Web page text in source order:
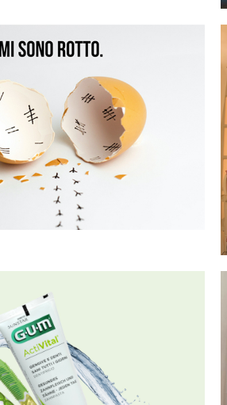
Sonic
dell’anno